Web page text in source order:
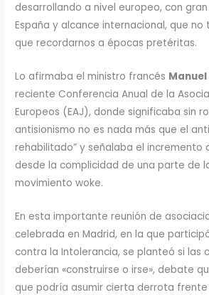
desarrollando a nivel europeo, con
España y alcance internacional, que no
que recordarnos a épocas pretéritas.
Lo afirmaba el ministro francés
reciente Conferencia Anual de la
Europeos (EAJ), donde significaba sin
antisionismo no es nada más que el
rehabilitado” y señalaba el incremento
desde la complicidad de una parte de
movimiento woke.
En esta importante reunión de
celebrada en Madrid, en la que
contra la Intolerancia, se planteó si las
deberían «construirse o irse», debate
que podría asumir cierta derrota